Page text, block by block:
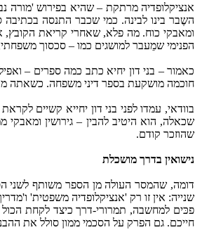
אנציקלופדיה מרתקת – שהיא בפירוש 'מורה
השֶבר בינו לבינה. כמי שכבר התנסה
ומאבקי כוח. מה פלא, שאחרי קריאת הקובץ,
הפנימי שמֵעבר למושגים כמו – סכסוך
כאמור – בני דון יחיא כתב כמה ספרים –
חוכמה מושקעת בספר דיני משפחה. כשאתה
בוודאי, עמדו לפני בני דון יחייא קשיים
שכאלה, הוא היטיב להבין – גירושין
שהוזכר קודם.
נישואין בדרך מושכלת
דומה, שהמסר העולה מן הספר משותף לשני
שנייה: אין זו רק 'אנציקלופדיה משפטית'
פכּים למחשבה, תמרורי-דרך כיצד לקחת
חייכם. גם הפרק על הסכמי ממון סולל את